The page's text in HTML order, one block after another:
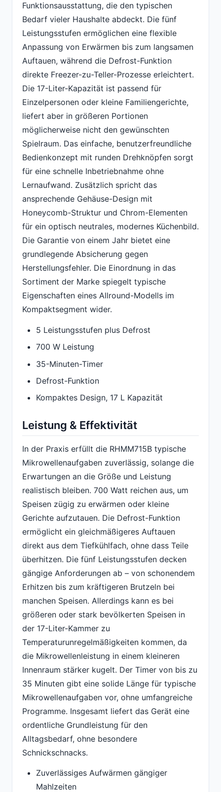
Funktionsausstattung, die den typischen
Bedarf vieler Haushalte abdeckt. Die fünf
Leistungsstufen ermöglichen eine flexible
Anpassung von Erwärmen bis zum langsamen
Auftauen, während die Defrost-Funktion
direkte Freezer-zu-Teller-Prozesse erleichtert.
Die 17-Liter-Kapazität ist passend für
Einzelpersonen oder kleine Familiengerichte,
liefert aber in größeren Portionen
möglicherweise nicht den gewünschten
Spielraum. Das einfache, benutzerfreundliche
Bedienkonzept mit runden Drehknöpfen sorgt
für eine schnelle Inbetriebnahme ohne
Lernaufwand. Zusätzlich spricht das
ansprechende Gehäuse-Design mit
Honeycomb-Struktur und Chrom-Elementen
für ein optisch neutrales, modernes Küchenbild.
Die Garantie von einem Jahr bietet eine
grundlegende Absicherung gegen
Herstellungsfehler. Die Einordnung in das
Sortiment der Marke spiegelt typische
Eigenschaften eines Allround-Modells im
Kompaktsegment wider.
5 Leistungsstufen plus Defrost
700 W Leistung
35-Minuten-Timer
Defrost-Funktion
Kompaktes Design, 17 L Kapazität
Leistung & Effektivität
In der Praxis erfüllt die RHMM715B typische
Mikrowellenaufgaben zuverlässig, solange die
Erwartungen an die Größe und Leistung
realistisch bleiben. 700 Watt reichen aus, um
Speisen zügig zu erwärmen oder kleine
Gerichte aufzutauen. Die Defrost-Funktion
ermöglicht ein gleichmäßigeres Auftauen
direkt aus dem Tiefkühlfach, ohne dass Teile
überhitzen. Die fünf Leistungsstufen decken
gängige Anforderungen ab – von schonendem
Erhitzen bis zum kräftigeren Brutzeln bei
manchen Speisen. Allerdings kann es bei
größeren oder stark bevölkerten Speisen in
der 17-Liter-Kammer zu
Temperaturunregelmäßigkeiten kommen, da
die Mikrowellenleistung in einem kleineren
Innenraum stärker kugelt. Der Timer von bis zu
35 Minuten gibt eine solide Länge für typische
Mikrowellenaufgaben vor, ohne umfangreiche
Programme. Insgesamt liefert das Gerät eine
ordentliche Grundleistung für den
Alltagsbedarf, ohne besondere
Schnickschnacks.
Zuverlässiges Aufwärmen gängiger
Mahlzeiten